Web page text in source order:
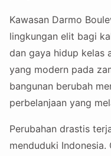
Kawasan Darmo
lingkungan elit bagi
dan gaya hidup kelas
yang modern pada
bangunan berubah
perbelanjaan yang
Perubahan drastis
menduduki